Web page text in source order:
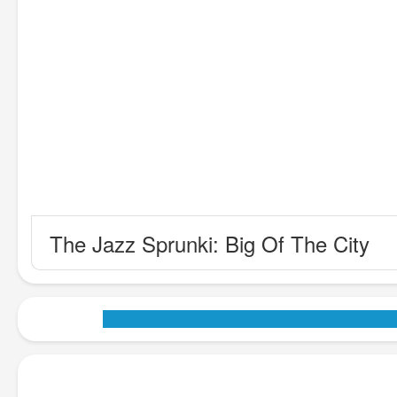
The Jazz Sprunki: Big Of The City